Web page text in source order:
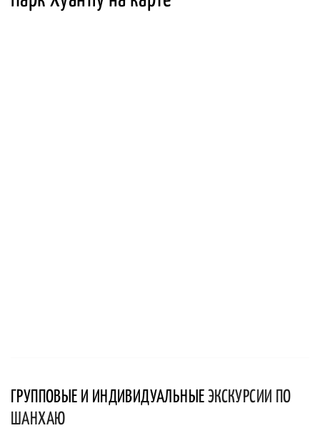
ГРУППОВЫЕ И ИНДИВИДУАЛЬНЫЕ ЭКСКУРСИИ ПО
ШАНХАЮ